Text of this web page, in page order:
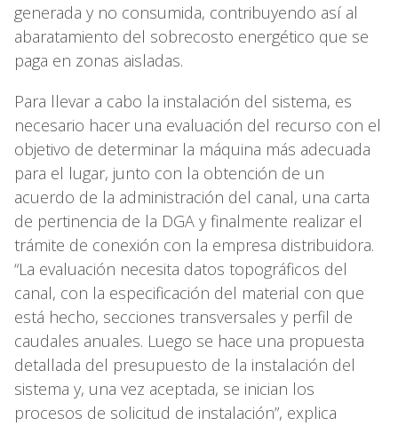
generada y no consumida, contribuyendo así al
abaratamiento del sobrecosto energético que se
paga en zonas aisladas.
Para llevar a cabo la instalación del sistema, es
necesario hacer una evaluación del recurso con el
objetivo de determinar la máquina más adecuada
para el lugar, junto con la obtención de un
acuerdo de la administración del canal, una carta
de pertinencia de la DGA y finalmente realizar el
trámite de conexión con la empresa distribuidora.
“La evaluación necesita datos topográficos del
canal, con la especificación del material con que
está hecho, secciones transversales y perfil de
caudales anuales. Luego se hace una propuesta
detallada del presupuesto de la instalación del
sistema y, una vez aceptada, se inician los
procesos de solicitud de instalación”, explica